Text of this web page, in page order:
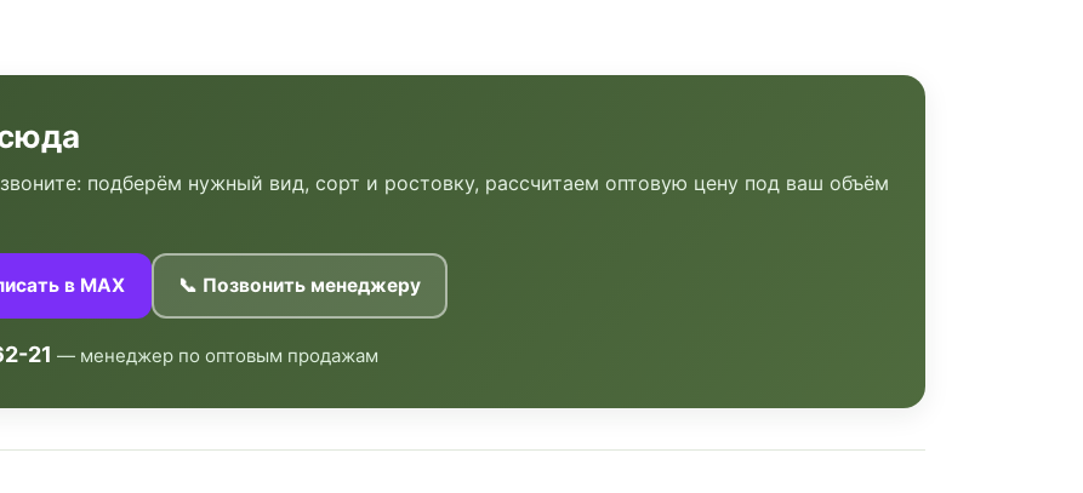
подберём нужный вид, сорт и ростовку, рассчитаем оптовую цену под ваш объём
в MAX 📞 Позвонить менеджеру
21 — менеджер по оптовым продажам